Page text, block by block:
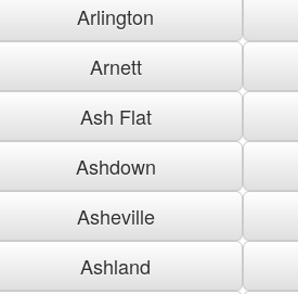
Arlington
Arnett
Ash Flat
Ashdown
Asheville
Ashland